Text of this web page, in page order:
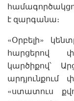
է զարգանա։
«Օրբելի»
հարցերով
կարծիքով՝
«ստատուս